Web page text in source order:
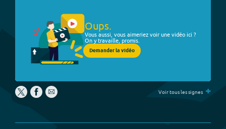
Oups.
Vous aussi, vous aimeriez voir une vidéo ici ?
On y travaille, promis.
Demander la vidéo
Voir tous les signes +